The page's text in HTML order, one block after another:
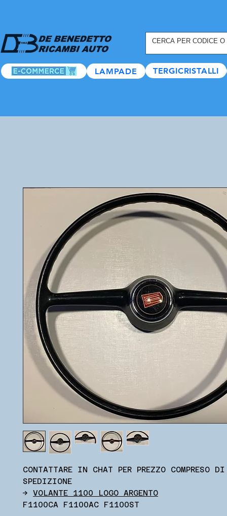
LAMPADE TERGICRISTALLI
CONTATTARE IN CHAT PER PREZZO COMPRESO DI
SPEDIZIONE
-> VOLANTE 1100 LOGO ARGENTO
F1100CA F1100AC F1100ST